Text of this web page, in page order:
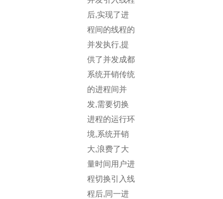
后,实现了进
程间的线程的
并发执行,提
供了并发成都
系统开销传统
的进程间并
发,需要切换
进程的运行环
境,系统开销
大,浪费了大
量时间用户进
程切换引入线
程后,同一进